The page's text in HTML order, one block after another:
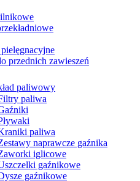
przednich zawieszeń
paliwowy
paliwa
paliwa
naprawcze gaźnika
iglicowe
gaźnikowe
gaźnikowe